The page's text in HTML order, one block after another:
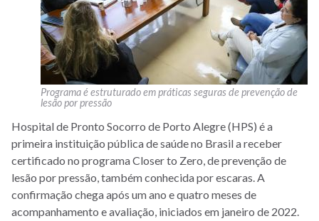
Programa é estruturado em práticas seguras de prevenção de
lesão por pressão
Hospital de Pronto Socorro de Porto Alegre (HPS) é a
primeira instituição pública de saúde no Brasil a receber
certificado no programa Closer to Zero, de prevenção de
lesão por pressão, também conhecida por escaras. A
confirmação chega após um ano e quatro meses de
acompanhamento e avaliação, iniciados em janeiro de 2022.